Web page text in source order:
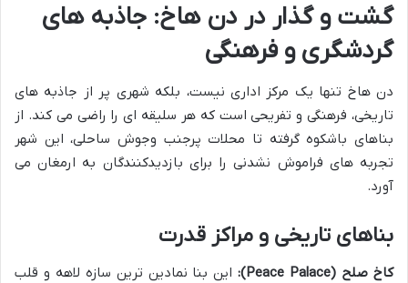
گشت و گذار در دن هاخ: جاذبه های
گردشگری و فرهنگی
دن هاخ تنها یک مرکز اداری نیست، بلکه شهری پر از جاذبه های
تاریخی، فرهنگی و تفریحی است که هر سلیقه ای را راضی می کند. از
بناهای باشکوه گرفته تا محلات پرجنب وجوش ساحلی، این شهر
تجربه های فراموش نشدنی را برای بازدیدکنندگان به ارمغان می
آورد.
بناهای تاریخی و مراکز قدرت
کاخ صلح (Peace Palace):
این بنا نمادین ترین سازه لاهه و قلب